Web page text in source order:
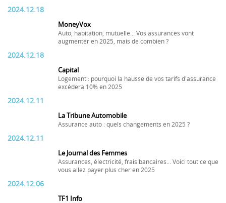
2024.12.18
MoneyVox
Auto, habitation, mutuelle... Vos assurances vont
augmenter en 2025, mais de combien ?
2024.12.18
Capital
Logement : pourquoi la hausse de vos tarifs d'assurance
excédera 10% en 2025
2024.12.11
La Tribune Automobile
Assurance auto : quels changements en 2025 ?
2024.12.11
Le Journal des Femmes
Assurances, électricité, frais bancaires... Voici tout ce que
vous allez payer plus cher en 2025
2024.12.06
TF1 Info